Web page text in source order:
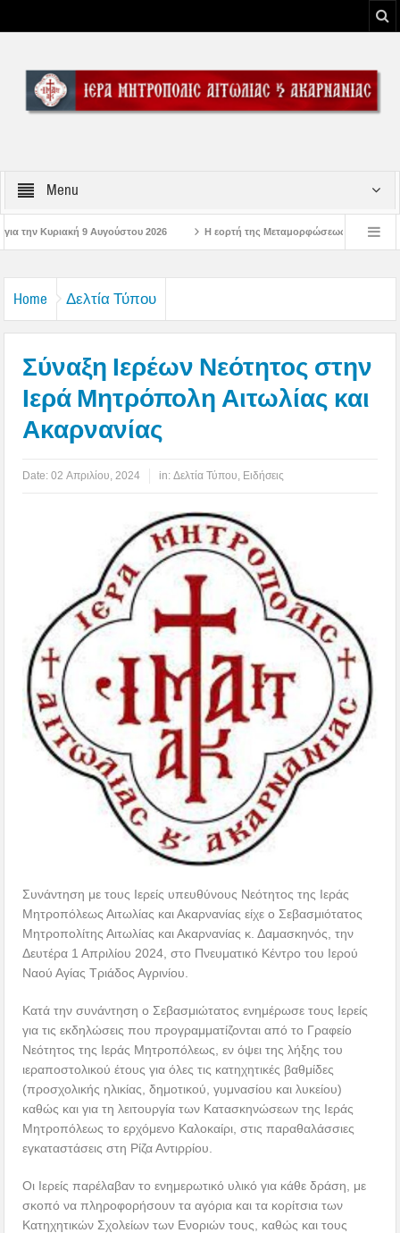
Menu
2026 Η εορτή της Μεταμορφώσεως του Σωτήρος Χριστού στην Ι. Μ.
Home Δελτία Τύπου
Σύναξη Ιερέων Νεότητος στην
Ιερά Μητρόπολη Αιτωλίας και
Ακαρνανίας
Date:02 Απριλίου, 2024 in:Δελτία Τύπου Ειδήσεις
Συνάντηση με τους Ιερείς υπευθύνους Νεότητος της Ιεράς
Μητροπόλεως Αιτωλίας και Ακαρνανίας είχε ο Σεβασμιότατος
Μητροπολίτης Αιτωλίας και Ακαρνανίας κ. Δαμασκηνός, την
Δευτέρα 1 Απριλίου 2024, στο Πνευματικό Κέντρο του Ιερού
Ναού Αγίας Τριάδος Αγρινίου.
Κατά την συνάντηση ο Σεβασμιώτατος ενημέρωσε τους Ιερείς
για τις εκδηλώσεις που προγραμματίζονται από το Γραφείο
Νεότητος της Ιεράς Μητροπόλεως, εν όψει της λήξης του
ιεραποστολικού έτους για όλες τις κατηχητικές βαθμίδες
(προσχολικής ηλικίας, δημοτικού, γυμνασίου και λυκείου)
καθώς και για τη λειτουργία των Κατασκηνώσεων της Ιεράς
Μητροπόλεως το ερχόμενο Καλοκαίρι, στις παραθαλάσσιες
εγκαταστάσεις στη Ρίζα Αντιρρίου.
Οι Ιερείς παρέλαβαν το ενημερωτικό υλικό για κάθε δράση, με
σκοπό να πληροφορήσουν τα αγόρια και τα κορίτσια των
Κατηχητικών Σχολείων των Ενοριών τους, καθώς και τους